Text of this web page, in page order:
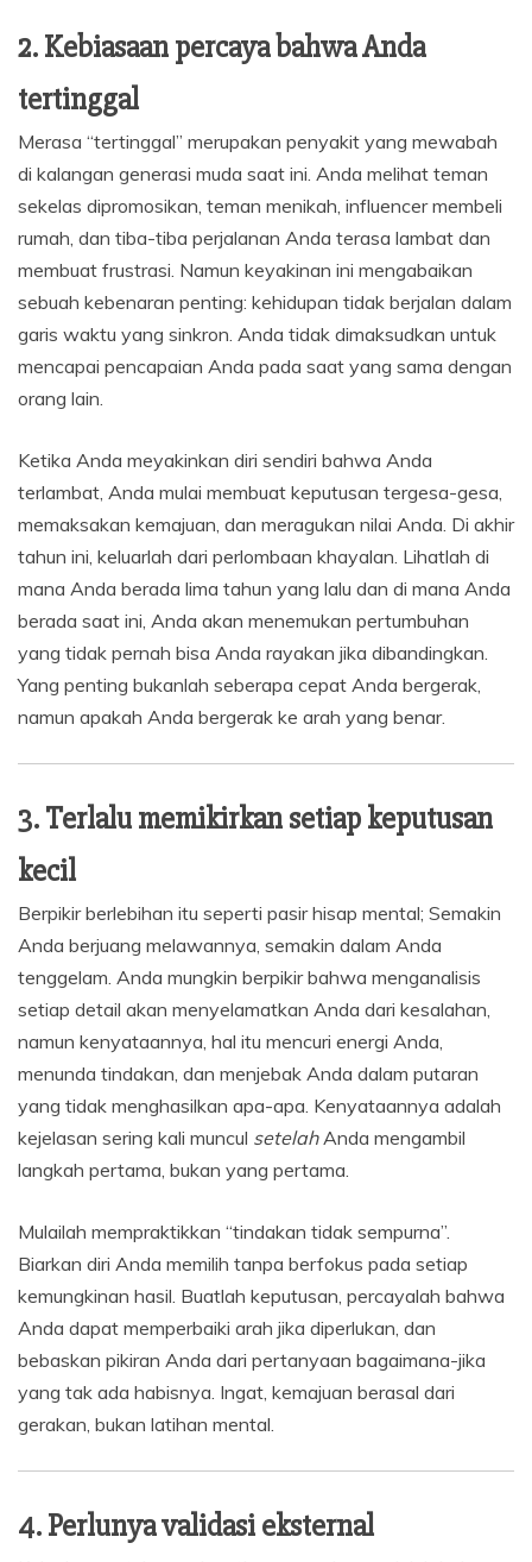
2. Kebiasaan percaya bahwa Anda
tertinggal
Merasa “tertinggal” merupakan penyakit yang mewabah
di kalangan generasi muda saat ini. Anda melihat teman
sekelas dipromosikan, teman menikah, influencer membeli
rumah, dan tiba-tiba perjalanan Anda terasa lambat dan
membuat frustrasi. Namun keyakinan ini mengabaikan
sebuah kebenaran penting: kehidupan tidak berjalan dalam
garis waktu yang sinkron. Anda tidak dimaksudkan untuk
mencapai pencapaian Anda pada saat yang sama dengan
orang lain.
Ketika Anda meyakinkan diri sendiri bahwa Anda
terlambat, Anda mulai membuat keputusan tergesa-gesa,
memaksakan kemajuan, dan meragukan nilai Anda. Di akhir
tahun ini, keluarlah dari perlombaan khayalan. Lihatlah di
mana Anda berada lima tahun yang lalu dan di mana Anda
berada saat ini, Anda akan menemukan pertumbuhan
yang tidak pernah bisa Anda rayakan jika dibandingkan.
Yang penting bukanlah seberapa cepat Anda bergerak,
namun apakah Anda bergerak ke arah yang benar.
3. Terlalu memikirkan setiap keputusan
kecil
Berpikir berlebihan itu seperti pasir hisap mental; Semakin
Anda berjuang melawannya, semakin dalam Anda
tenggelam. Anda mungkin berpikir bahwa menganalisis
setiap detail akan menyelamatkan Anda dari kesalahan,
namun kenyataannya, hal itu mencuri energi Anda,
menunda tindakan, dan menjebak Anda dalam putaran
yang tidak menghasilkan apa-apa. Kenyataannya adalah
kejelasan sering kali muncul setelahAnda mengambil
langkah pertama, bukan yang pertama.
Mulailah mempraktikkan “tindakan tidak sempurna”.
Biarkan diri Anda memilih tanpa berfokus pada setiap
kemungkinan hasil. Buatlah keputusan, percayalah bahwa
Anda dapat memperbaiki arah jika diperlukan, dan
bebaskan pikiran Anda dari pertanyaan bagaimana-jika
yang tak ada habisnya. Ingat, kemajuan berasal dari
gerakan, bukan latihan mental.
4. Perlunya validasi eksternal